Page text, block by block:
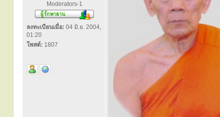
Moderators-1
ลงทะเบียนเมื่อ: 04 มิ.ย. 2004,
01:20
โพสต์: 1807